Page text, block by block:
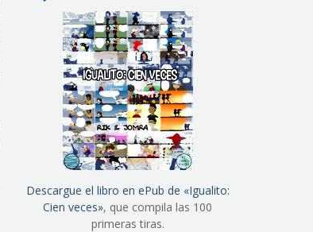
Descargue el libro en ePub de «Igualito:
Cien veces», que compila las 100
primeras tiras.